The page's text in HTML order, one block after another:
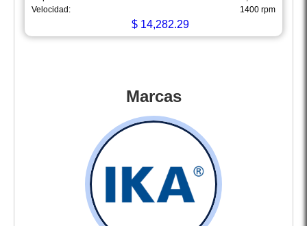
Velocidad:
1400 rpm
$ 14,282.29
Marcas